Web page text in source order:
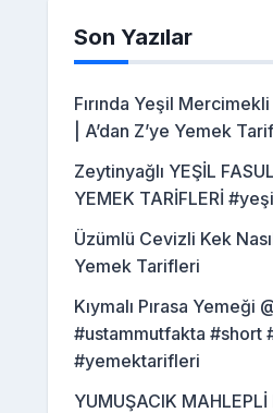
Son Yazılar
Fırında Yeşil
| A’dan Z’ye Yemek
Zeytinyağlı YEŞİL
YEMEK TARİFLERİ
Üzümlü Cevizli Kek Nasıl
Yemek Tarifleri
Kıymalı Pırasa Yemeği
#ustammutfakta #short
#yemektarifleri
YUMUŞACIK